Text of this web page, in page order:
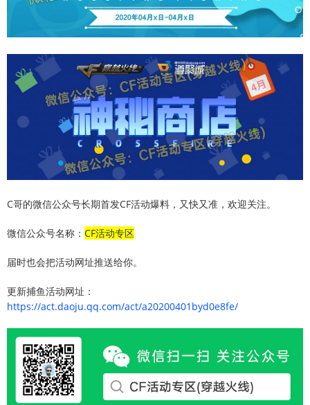
C哥的微信公众号长期首发CF活动爆料，又快又准，欢迎关注。
微信公众号名称： CF活动专区
届时也会把活动网址推送给你。
更新捕鱼活动网址：
https://act.daoju.qq.com/act/a20200401byd0e8fe/